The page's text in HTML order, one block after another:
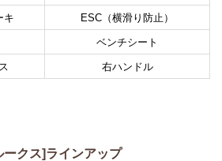
キ ESC（横滑り防止）
ベンチシート
右ハンドル
クス]ラインアップ